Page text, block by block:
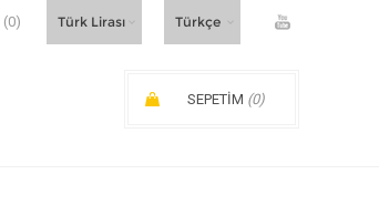
(0)
SEPETIM (0)